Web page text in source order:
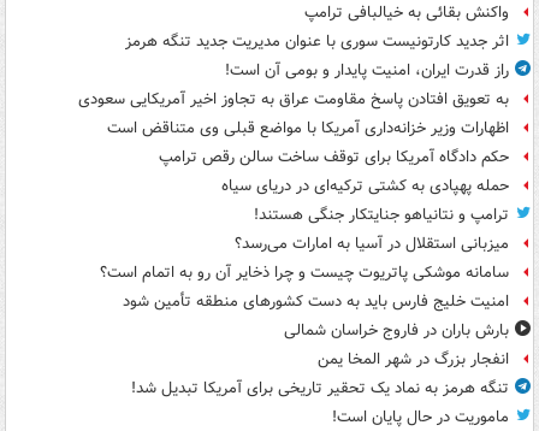
واکنش بقائی به خیالبافی ترامپ
اثر جدید کارتونیست سوری با عنوان مدیریت جدید تنگه هرمز
راز قدرت ایران، امنیت پایدار و بومی آن است!
به تعویق افتادن پاسخ مقاومت عراق به تجاوز اخیر آمریکایی سعودی
اظهارات وزیر خزانه‌داری آمریکا با مواضع قبلی وی متناقض است
حکم دادگاه آمریکا برای توقف ساخت سالن رقص ترامپ
حمله پهپادی به کشتی ترکیه‌ای در دریای سیاه
ترامپ و نتانیاهو جنایتکار جنگی هستند!
میزبانی استقلال در آسیا به امارات می‌رسد؟
سامانه موشکی پاتریوت چیست و چرا ذخایر آن رو به اتمام است؟
امنیت خلیج فارس باید به دست کشورهای منطقه تأمین شود
بارش باران در فاروج خراسان شمالی
انفجار بزرگ در شهر المخا یمن
تنگه هرمز به نماد یک تحقیر تاریخی برای آمریکا تبدیل شد!
ماموریت در حال پایان است!